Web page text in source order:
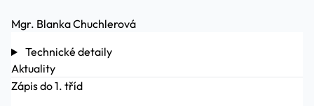
Mgr. Blanka Chuchlerová
Technické detaily
Aktuality
Zápis do 1. tříd